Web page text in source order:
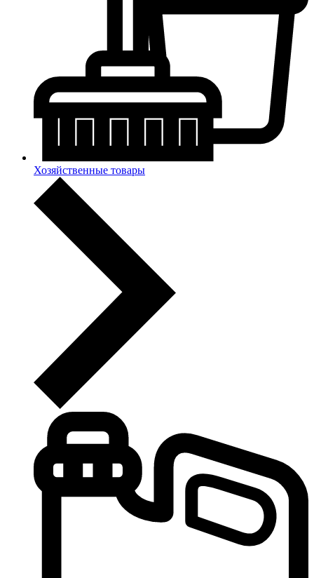
Хозяйственные товары